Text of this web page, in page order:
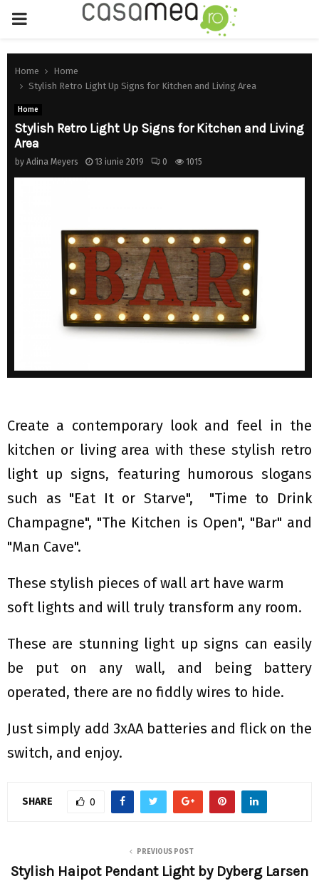
PRIMARY
MENU
Home
Home
Stylish Retro Light Up Signs for Kitchen and Living Area
Home
Stylish Retro Light Up Signs for Kitchen and Living
Area
by Adina Meyers 13 iunie 2019 0 1015
Create a contemporary look and feel in the
kitchen or living area with these stylish retro
light up signs, featuring humorous slogans
such as "Eat It or Starve", "Time to Drink
Champagne", "The Kitchen is Open", "Bar" and
"Man Cave".
These stylish pieces of wall art have warm
soft lights and will truly transform any room.
These are stunning light up signs can easily
be put on any wall, and being battery
operated, there are no fiddly wires to hide.
Just simply add 3xAA batteries and flick on the
switch, and enjoy.
SHARE 0
PREVIOUS POST
Stylish Haipot Pendant Light by Dyberg Larsen